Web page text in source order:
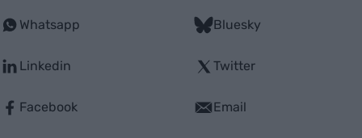
Whatsapp
Linkedin
Facebook
Bluesky
Twitter
Email